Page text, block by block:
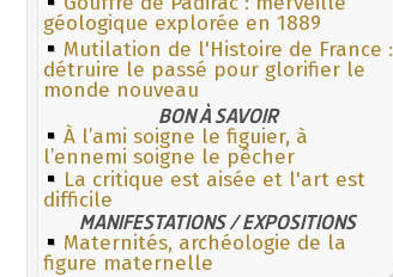
géologique explorée en 1889
Mutilation de l'Histoire de France :
détruire le passé pour glorifier le
monde nouveau
BON À SAVOIR
À l’ami soigne le figuier, à
l’ennemi soigne le pêcher
La critique est aisée et l'art est
difficile
MANIFESTATIONS / EXPOSITIONS
Maternités, archéologie de la
figure maternelle